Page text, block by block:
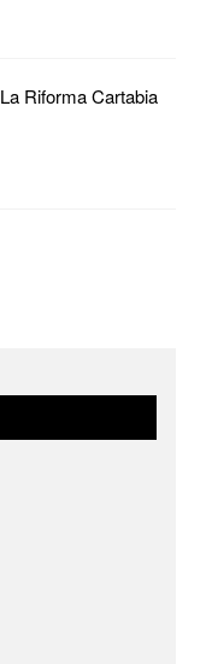
La Riforma Cartabia